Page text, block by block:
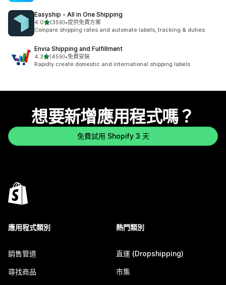
Easyship ‑ All in One Shipping
4.0滿分 5 顆星
(359)
共有 359 則評價
•提供免費方案
Compare shipping rates and automate labels, tracking & duties
Envia Shipping and Fulfillment
4.3滿分 5 顆星
(459)
共有 459 則評價
•免費安裝
Rapidly create domestic and international shipping labels
想要新增應用程式嗎？
免費試用 Shopify 3 天
應用程式類別
銷售管道
尋找商品
熱門類別
直運 (Dropshipping)
市集